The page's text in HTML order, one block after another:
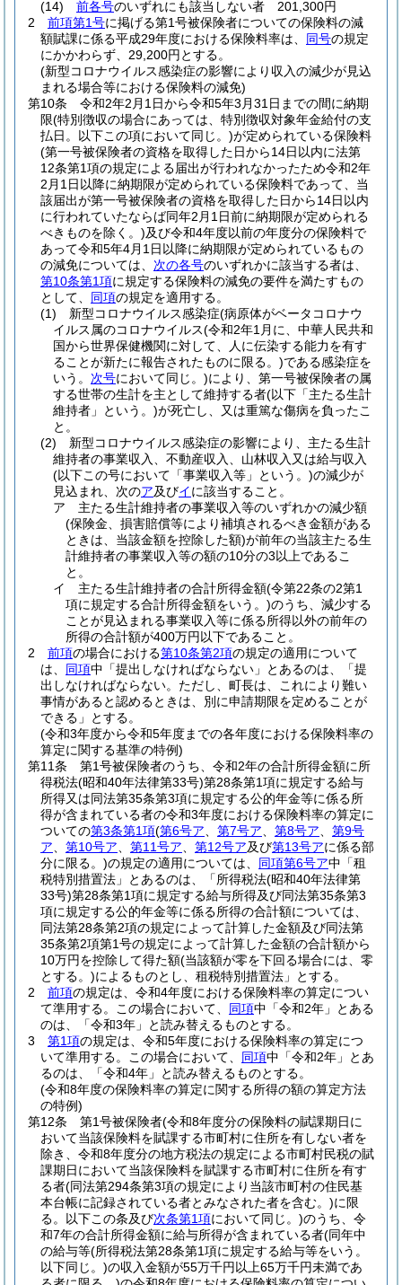
(14)
前各号のいずれにも該当しない者 201,300円
2
前項第1号に掲げる第1号被保険者についての保険料の減
額賦課に係る平成29年度における保険料率は、 同号の規定
にかかわらず、29,200円とする。
(新型コロナウイルス感染症の影響により収入の減少が見込
まれる場合等における保険料の減免)
第10条
令和2年2月1日から令和5年3月31日までの間に納期
限(特別徴収の場合にあっては、特別徴収対象年金給付の支
払日。以下この項において同じ。)が定められている保険料
(第一号被保険者の資格を取得した日から14日以内に法第
12条第1項の規定による届出が行われなかったため令和2年
2月1日以降に納期限が定められている保険料であって、当
該届出が第一号被保険者の資格を取得した日から14日以内
に行われていたならば同年2月1日前に納期限が定められる
べきものを除く。)及び令和4年度以前の年度分の保険料で
あって令和5年4月1日以降に納期限が定められているもの
の減免については、 次の各号のいずれかに該当する者は、
第10条第1項に規定する保険料の減免の要件を満たすもの
として、 同項の規定を適用する。
(1)
新型コロナウイルス感染症(病原体がベータコロナウ
イルス属のコロナウイルス(令和2年1月に、中華人民共和
国から世界保健機関に対して、人に伝染する能力を有す
ることが新たに報告されたものに限る。)である感染症を
いう。 次号において同じ。)により、第一号被保険者の属
する世帯の生計を主として維持する者(以下「主たる生計
維持者」という。)が死亡し、又は重篤な傷病を負ったこ
と。
(2)
新型コロナウイルス感染症の影響により、主たる生計
維持者の事業収入、不動産収入、山林収入又は給与収入
(以下この号において「事業収入等」という。)の減少が
見込まれ、次のア及びイに該当すること。
ア
主たる生計維持者の事業収入等のいずれかの減少額
(保険金、損害賠償等により補填されるべき金額がある
ときは、当該金額を控除した額)が前年の当該主たる生
計維持者の事業収入等の額の10分の3以上であるこ
と。
イ
主たる生計維持者の合計所得金額(令第22条の2第1
項に規定する合計所得金額をいう。)のうち、減少する
ことが見込まれる事業収入等に係る所得以外の前年の
所得の合計額が400万円以下であること。
2
前項の場合における第10条第2項の規定の適用について
は、 同項中「提出しなければならない」とあるのは、「提
出しなければならない。ただし、町長は、これにより難い
事情があると認めるときは、別に申請期限を定めることが
できる」とする。
(令和3年度から令和5年度までの各年度における保険料率の
算定に関する基準の特例)
第11条
第1号被保険者のうち、令和2年の合計所得金額に所
得税法(昭和40年法律第33号)第28条第1項に規定する給与
所得又は同法第35条第3項に規定する公的年金等に係る所
得が含まれている者の令和3年度における保険料率の算定に
ついての第3条第1項(第6号ア 第7号ア 第8号ア
第9号
ア
第10号ア 第11号ア 第12号ア及び第13号アに係る部
分に限る。)の規定の適用については、 同項第6号ア中「租
税特別措置法」とあるのは、「所得税法(昭和40年法律第
33号)第28条第1項に規定する給与所得及び同法第35条第3
項に規定する公的年金等に係る所得の合計額については、
同法第28条第2項の規定によって計算した金額及び同法第
35条第2項第1号の規定によって計算した金額の合計額から
10万円を控除して得た額(当該額が零を下回る場合には、零
とする。)によるものとし、租税特別措置法」とする。
2
前項の規定は、令和4年度における保険料率の算定につい
て準用する。
この場合において、 同項中「令和2年」とある
のは、「令和3年」と読み替えるものとする。
3
第1項の規定は、令和5年度における保険料率の算定につ
いて準用する。
この場合において、 同項中「令和2年」とあ
るのは、「令和4年」と読み替えるものとする。
(令和8年度の保険料率の算定に関する所得の額の算定方法
の特例)
第12条
第1号被保険者(令和8年度分の保険料の賦課期日に
おいて当該保険料を賦課する市町村に住所を有しない者を
除き、令和8年度分の地方税法の規定による市町村民税の賦
課期日において当該保険料を賦課する市町村に住所を有す
る者(同法第294条第3項の規定により当該市町村の住民基
本台帳に記録されている者とみなされた者を含む。)に限
る。以下この条及び次条第1項において同じ。)のうち、令
和7年の合計所得金額に給与所得が含まれている者(同年中
の給与等(所得税法第28条第1項に規定する給与等をいう。
以下同じ。)の収入金額が55万千円以上65万千円未満であ